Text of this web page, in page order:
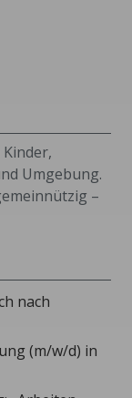
Umgebung.
–
nach
(m/w/d) in